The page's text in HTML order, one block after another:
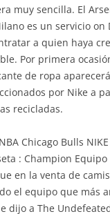
muy sencilla. El
es un servicio on
a quien haya
Por primera
de ropa
por Nike a
recicladas.
Chicago Bulls NIKE
: Champion
en la venta de
el equipo que más
dijo a The